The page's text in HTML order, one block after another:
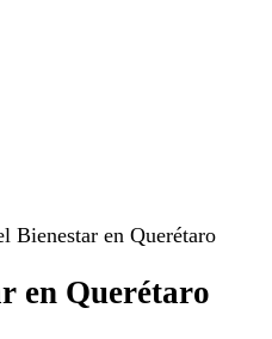
Bienestar en Querétaro
en Querétaro